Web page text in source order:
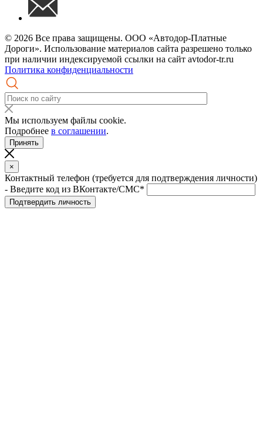
© 2026 Все права защищены. ООО «Автодор-Платные
Дороги». Использование материалов сайта разрешено только
при наличии индексируемой ссылки на сайт avtodor-tr.ru
Политика конфиденциальности
Мы используем файлы cookie.
Подробнее в соглашении.
Принять
×
Контактный телефон (требуется для подтверждения личности)
- Введите код из ВКонтакте/СМС*
Подтвердить личность